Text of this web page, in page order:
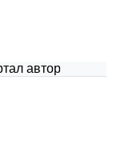
материалов